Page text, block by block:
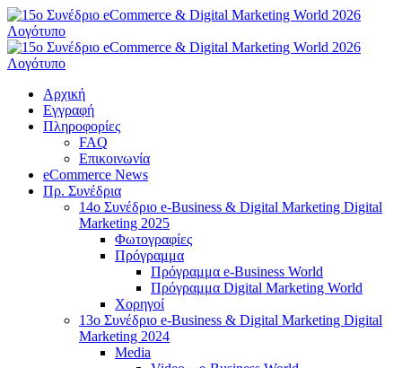
Μετάβαση
στο
περιεχόμενο
Αρχική
Εγγραφή
Πληροφορίες
FAQ
Επικοινωνία
eCommerce News
Πρ. Συνέδρια
14o Συνέδριο e-Business & Digital Marketing Digital
Marketing 2025
Φωτογραφίες
Πρόγραμμα
Πρόγραμμα e-Business World
Πρόγραμμα Digital Marketing World
Χορηγοί
13o Συνέδριο e-Business & Digital Marketing Digital
Marketing 2024
Media